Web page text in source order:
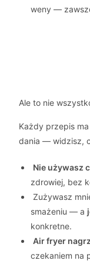
weny —
Ale to nie
Każdy przepis
dania — widzisz,
Nie używasz
zdrowiej, bez
Zużywasz
smażeniu — a
konkretne.
Air fryer
czekaniem na